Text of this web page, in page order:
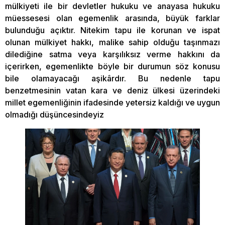
mülkiyeti ile bir devletler hukuku ve anayasa hukuku
müessesesi olan egemenlik arasında, büyük farklar
bulunduğu açıktır. Nitekim tapu ile korunan ve ispat
olunan mülkiyet hakkı, malike sahip olduğu taşınmazı
dilediğine satma veya karşılıksız verme hakkını da
içerirken, egemenlikte böyle bir durumun söz konusu
bile olamayacağı aşikârdır. Bu nedenle tapu
benzetmesinin vatan kara ve deniz ülkesi üzerindeki
millet egemenliğinin ifadesinde yetersiz kaldığı ve uygun
olmadığı düşüncesindeyiz